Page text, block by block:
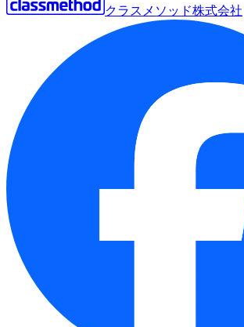
クラスメソッド株式会社